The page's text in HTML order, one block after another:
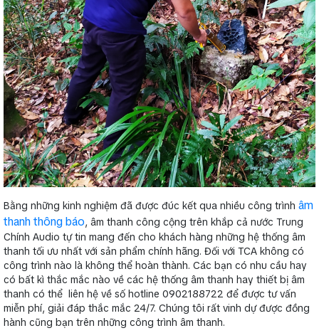
Bằng những kinh nghiệm đã được đúc kết qua nhiều công trình âm
thanh thông báo, âm thanh công cộng trên khắp cả nước Trung
Chính Audio tự tin mang đến cho khách hàng những hệ thống âm
thanh tối ưu nhất với sản phẩm chính hãng. Đối với TCA không có
công trình nào là không thể hoàn thành. Các bạn có nhu cầu hay
có bất kì thắc mắc nào về các hệ thống âm thanh hay thiết bị âm
thanh có thể liên hệ về số hotline 0902188722 để được tư vấn
miễn phí, giải đáp thắc mắc 24/7. Chúng tôi rất vinh dự được đồng
hành cũng bạn trên những công trình âm thanh.